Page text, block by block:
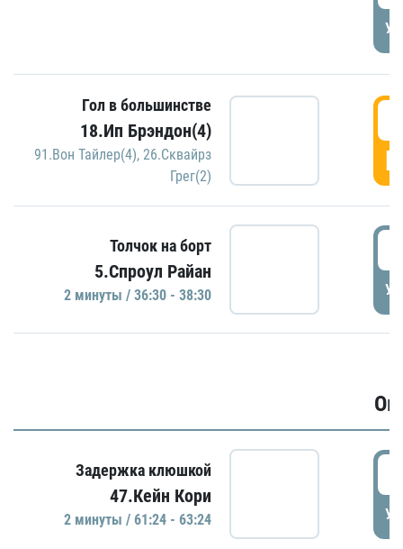
Гол в большинстве
18.Ип Брэндон(4)
91.Вон Тайлер(4), 26.Сквайрз
Грег(2)
Толчок на борт
5.Спроул Райан
2 минуты / 36:30 - 38:30
Задержка клюшкой
47.Кейн Кори
2 минуты / 61:24 - 63:24